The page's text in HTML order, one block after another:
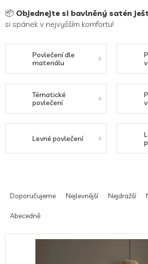
📦 Objednejte si bavlněný satén
si spánek v nejvyšším komfortu!
Povlečení dle
materiálu
Tématické
povlečení
Levné povlečení
a
í
Doporučujeme Nejlevnější Nejdražší
Abecedně
V